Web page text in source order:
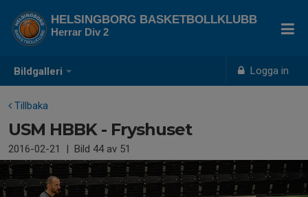
Bildgalleri Logga in
HELSINGBORG BASKETBOLLKLUBB
Herrar Div 2
Tillbaka
USM HBBK - Fryshuset
2016-02-21 | Bild 44av 51